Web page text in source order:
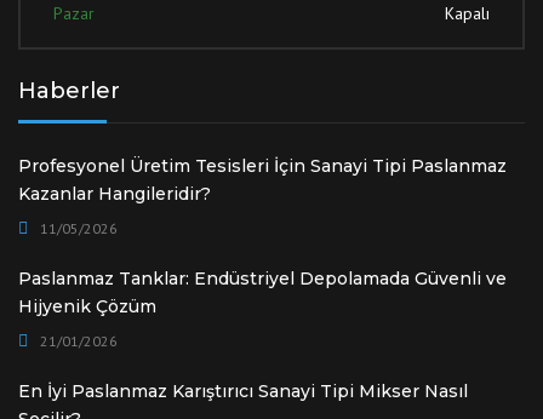
Pazar
Kapalı
Haberler
Profesyonel Üretim Tesisleri İçin Sanayi Tipi Paslanmaz
Kazanlar Hangileridir?
11/05/2026
Paslanmaz Tanklar: Endüstriyel Depolamada Güvenli ve
Hijyenik Çözüm
21/01/2026
En İyi Paslanmaz Karıştırıcı Sanayi Tipi Mikser Nasıl